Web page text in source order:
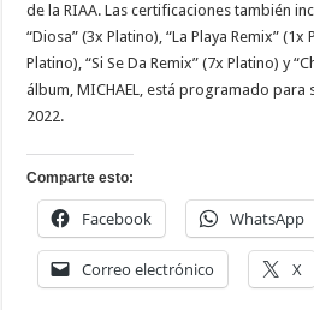
de la RIAA. Las certificaciones también
“Diosa” (3x Platino), “La Playa Remix” (1x
Platino), “Si Se Da Remix” (7x Platino) y
álbum, MICHAEL, está programado para
2022.
Comparte esto:
Facebook WhatsApp
Correo electrónico X